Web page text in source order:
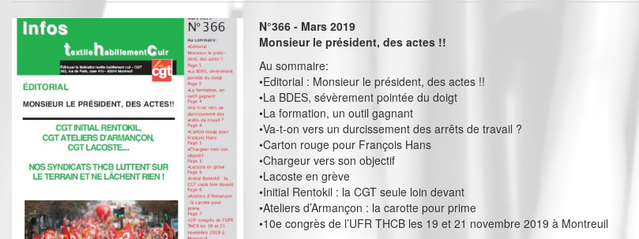
N°366 - Mars 2019
Monsieur le président, des actes !!
Au sommaire:
•Editorial : Monsieur le président, des actes !!
•La BDES, sévèrement pointée du doigt
•La formation, un outil gagnant
•Va-t-on vers un durcissement des arrêts de travail ?
•Carton rouge pour François Hans
•Chargeur vers son objectif
•Lacoste en grève
•Initial Rentokil : la CGT seule loin devant
•Ateliers d’Armançon : la carotte pour prime
•10e congrès de l’UFR THCB les 19 et 21 novembre 2019 à Montreuil